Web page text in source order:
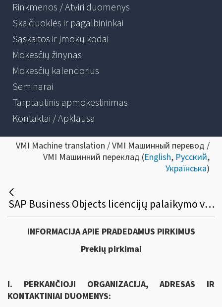
Rinkmenos / Atviri duomenys
Skaičiuoklės ir pagalbininkai
Sąskaitos ir įmokų kodai
Mokesčių žinynas
Mokesčių kalendorius
Seminarai
Tarptautinis apmokestinimas
Kontaktai / Apklausa
VMI Machine translation / VMI Машинный перевод /
VMI Машинний переклад (English, Русский,
Українська)
SAP Business Objects licencijų palaikymo viešasis pirkimas
INFORMACIJA APIE PRADEDAMUS PIRKIMUS
Prekių pirkimai
I. PERKANČIOJI ORGANIZACIJA, ADRESAS IR
KONTAKTINIAI DUOMENYS: